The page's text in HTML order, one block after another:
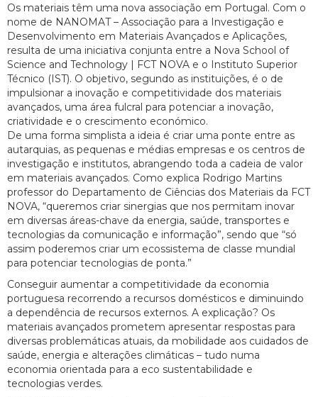
Os materiais têm uma nova associação em Portugal. Com o
nome de NANOMAT – Associação para a Investigação e
Desenvolvimento em Materiais Avançados e Aplicações,
resulta de uma iniciativa conjunta entre a Nova School of
Science and Technology | FCT NOVA e o Instituto Superior
Técnico (IST). O objetivo, segundo as instituições, é o de
impulsionar a inovação e competitividade dos materiais
avançados, uma área fulcral para potenciar a inovação,
criatividade e o crescimento económico.
De uma forma simplista a ideia é criar uma ponte entre as
autarquias, as pequenas e médias empresas e os centros de
investigação e institutos, abrangendo toda a cadeia de valor
em materiais avançados. Como explica Rodrigo Martins
professor do Departamento de Ciências dos Materiais da FCT
NOVA, “queremos criar sinergias que nos permitam inovar
em diversas áreas-chave da energia, saúde, transportes e
tecnologias da comunicação e informação”, sendo que “só
assim poderemos criar um ecossistema de classe mundial
para potenciar tecnologias de ponta.”
Conseguir aumentar a competitividade da economia
portuguesa recorrendo a recursos domésticos e diminuindo
a dependência de recursos externos. A explicação? Os
materiais avançados prometem apresentar respostas para
diversas problemáticas atuais, da mobilidade aos cuidados de
saúde, energia e alterações climáticas – tudo numa
economia orientada para a eco sustentabilidade e
tecnologias verdes.